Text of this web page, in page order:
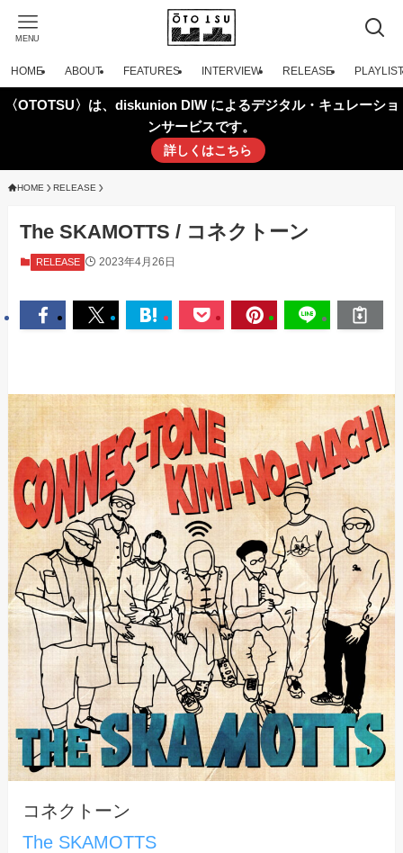
MENU
HOME ABOUT FEATURES INTERVIEW RELEASE PLAYLIST
〈OTOTSU〉は、diskunion DIW によるデジタル・キュレーショ
ンサービスです。
詳しくはこちら
HOME RELEASE
The SKAMOTTS / コネクトーン
RELEASE 2023年4月26日
コネクトーン
The SKAMOTTS